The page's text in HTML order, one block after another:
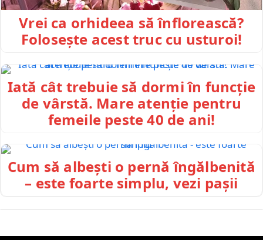
Vrei ca orhideea să înflorească?
Folosește acest truc cu usturoi!
Iată cât trebuie să dormi în funcție
de vârstă. Mare atenție pentru
femeile peste 40 de ani!
Cum să albești o pernă îngălbenită
– este foarte simplu, vezi pașii